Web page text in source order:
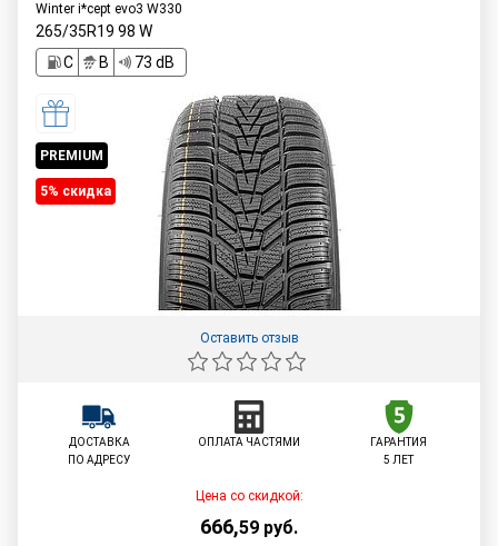
Winter i*cept evo3 W330
265/35R19 98 W
C
B 73 dB
PREMIUM
5% cкидка
Оставить отзыв
ДОСТАВКА
ПО АДРЕСУ
ОПЛАТА ЧАСТЯМИ
ГАРАНТИЯ
5 ЛЕТ
Цена со скидкой:
666,59 руб.